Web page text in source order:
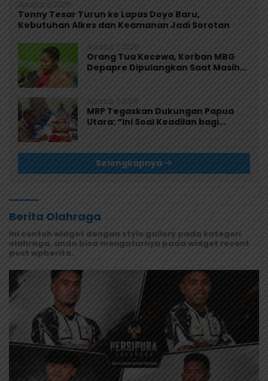
Agustus 8, 2026
Tonny Tesar Turun ke Lapas Doyo Baru,
Kebutuhan Alkes dan Keamanan Jadi Sorotan
Agustus 7, 2026
Orang Tua Kecewa, Korban MBG
Depapre Dipulangkan Saat Masih
Agustus 7, 2026
MRP Tegaskan Dukungan Papua
Utara: “Ini Soal Keadilan bagi
Selengkapnya
Berita Olahraga
Ini contoh widget dengan style gallery pada kategori
olahraga, anda bisa mengaturnya pada widget recent
post wpberita.